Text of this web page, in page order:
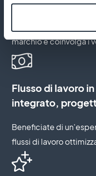
marchio e coinvolga i
Flusso di lavoro
integrato,
Beneficiate di
flussi di lavoro